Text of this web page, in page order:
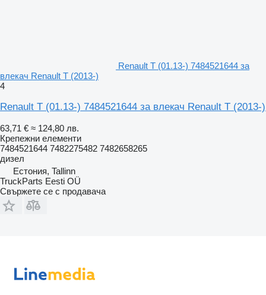
Renault T (01.13-) 7484521644 за
влекач Renault T (2013-)
4
Renault T (01.13-) 7484521644 за влекач Renault T (2013-)
63,71 € ≈ 124,80 лв.
Крепежни елементи
7484521644 7482275482 7482658265
дизел
Естония, Tallinn
TruckParts Eesti OÜ
Свържете се с продавача